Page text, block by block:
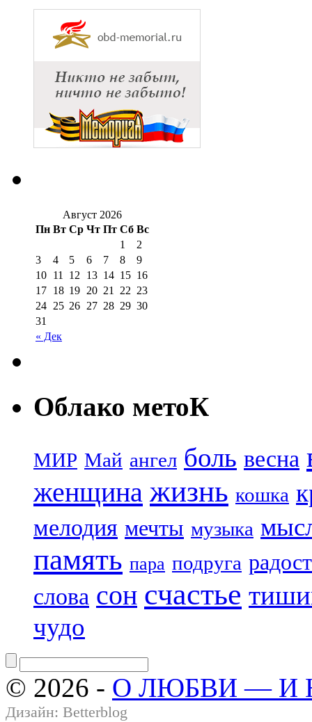
Август 2026
Пн Вт Ср Чт Пт Сб Вс
« Дек
1
2
3
4 5 6 7 8
9
10 11 12 13 14 15 16
17 18 19 20 21 22 23
24 25 26 27 28 29 30
31
Облако метоК
МИР Май ангел боль весна
женщина жизнь кошка
мелодия мечты музыка
память пара подруга
слова сон счастье
чудо
© 2026 - О ЛЮБВИ — И
Дизайн: Betterblog